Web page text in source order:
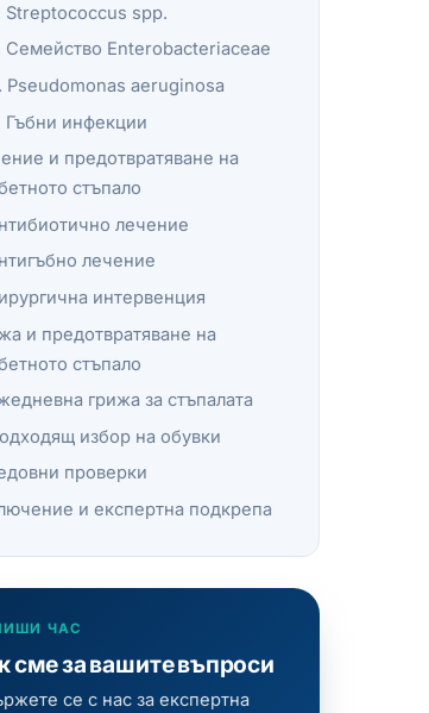
Streptococcus spp.
Семейство Enterobacteriaceae
Pseudomonas aeruginosa
Гъбни инфекции
и предотвратяване на
стъпало
лечение
лечение
интервенция
и предотвратяване на
стъпало
грижа за стъпалата
избор на обувки
проверки
и експертна подкрепа
ЧАС
сме за вашите въпроси
се с нас за експертна